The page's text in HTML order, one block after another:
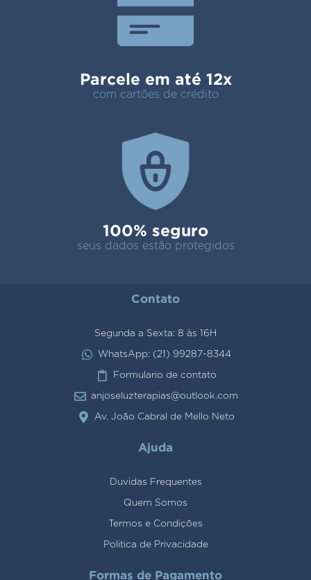
Parcele em até 12x
com cartões de crédito
100% seguro
seus dados estão protegidos
Contato
Segunda a Sexta: 8 às 16H
WhatsApp: (21) 99287-8344
Formulario de contato
anjoseluzterapias@outlook.com
Av. João Cabral de Mello Neto
Ajuda
Duvidas Frequentes
Quem Somos
Termos e Condições
Politica de Privacidade
Formas de Pagamento